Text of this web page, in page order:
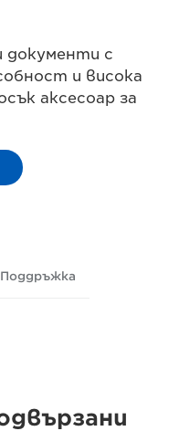
документи с
и висока
аксесоар за
Поддръжка